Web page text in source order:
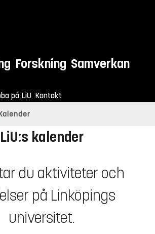
Forskning Samverkan
på LiU Kontakt
LiU:s kalender
du aktiviteter och
på Linköpings
universitet.